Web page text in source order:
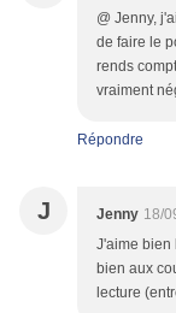
@ Jenny,
de faire le
rends
vraiment
Répondre
J Jenny 18/
J'aime bien
bien aux
lecture